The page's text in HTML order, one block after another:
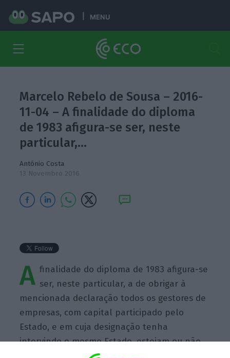
MENU
Marcelo Rebelo de Sousa – 2016-
11-04 – A finalidade do diploma
de 1983 afigura-se ser, neste
particular,…
António Costa
13 Novembro 2016
A finalidade do diploma de 1983 afigura-se
ser, neste particular, a de obrigar à
mencionada declaração todos os gestores de
empresas, com capital participado pelo
Estado, e em cuja designação tenha
intervindo o mesmo Estado, estejam ou não
esses gestores sujeitos ao Estatuto do Gestor